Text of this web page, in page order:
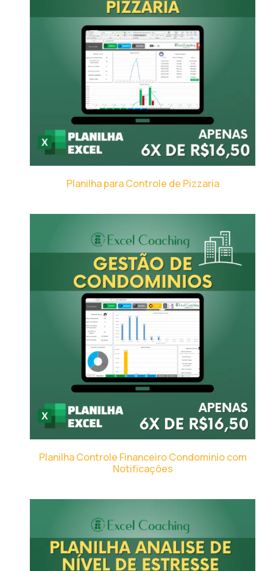
Planilha para Controle de Pizzaria
Planilha Controle Financeiro Condominio com
Notificações